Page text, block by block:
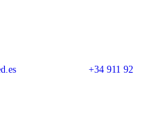
+34 911 92